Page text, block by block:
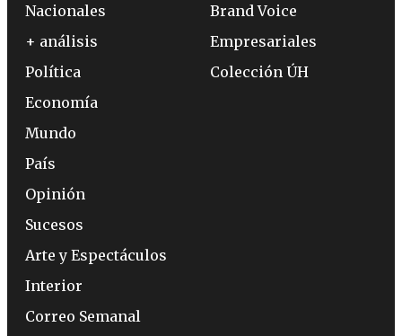
Nacionales
+ análisis
Política
Economía
Mundo
País
Opinión
Sucesos
Arte y Espectáculos
Interior
Correo Semanal
Brand Voice
Empresariales
Colección ÚH